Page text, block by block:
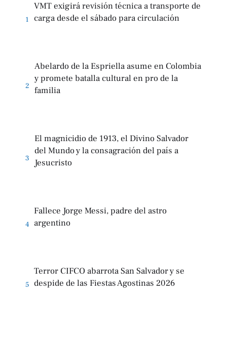
1
VMT exigirá revisión técnica a transporte de
carga desde el sábado para circulación
2
Abelardo de la Espriella asume en Colombia
y promete batalla cultural en pro de la
familia
3
El magnicidio de 1913, el Divino Salvador
del Mundo y la consagración del país a
Jesucristo
4
Fallece Jorge Messi, padre del astro
argentino
5
Terror CIFCO abarrota San Salvador y se
despide de las Fiestas Agostinas 2026